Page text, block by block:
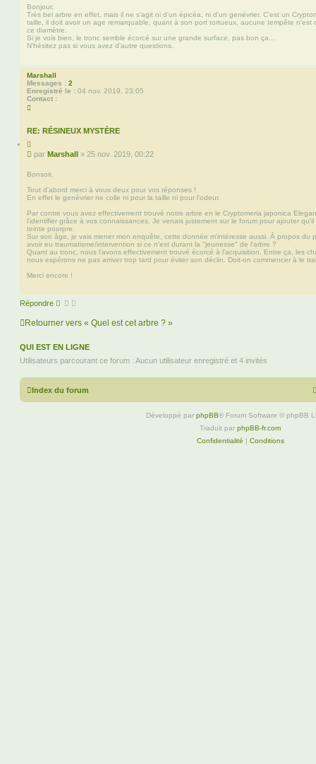
S
i
b
é
rs
s
a
g
e
Bonjour,
Très bel arbre en effet, mais il ne s'agit ni d'un épicéa, ni d'un genévrier. C'est un
taille, il doit avoir un age remarquable, quant à son port tortueux, aucune tempête n'est
ce diamètre.
Si je vois bien, le tronc semble écorcé sur une grande surface, pas bon ça...
N'hésitez pas si vous avez d'autre questions.
Marshall
Messages : 2
Enregistré le : 04 nov. 2019, 23:05
Contact :
t
t
e
M
r
s
a
l
l
RE: RÉSINEUX MYSTÈRE
i
t
r
M
s
a
g
e
par Marshall » 25 nov. 2019, 00:22
Bonsoir,
Tout d'abord merci à vous deux pour vos réponses !
En effet le genévrier ne colle ni pour la taille ni pour l'odeur.
Par contre vous avez effectivement trouvé notre arbre en le Cryptomeria japonica
l'identifier grâce à vos connaissances. Je venais justement sur le forum pour ajouter
teinte pourpre.
Sur son âge, je vais mener mon enquête, cette donnée m'intéresse aussi. À propos du
avoir eu traumatisme/intervention si ce n'est durant la "jeunesse" de l'arbre ?
Quant au tronc, nous l'avons effectivement trouvé écorcé à l'acquisition. Entre ça, les
nous espérons ne pas arriver trop tard pour éviter son déclin. Doit-on commencer à le
Merci encore !
Répondre
Retourner vers « Quel est cet arbre ? »
QUI EST EN LIGNE
Utilisateurs parcourant ce forum : Aucun utilisateur enregistré et 4 invités
Index du forum
Développé par phpBB® Forum Software © phpBB
Traduit par phpBB-fr.com
Confidentialité | Conditions